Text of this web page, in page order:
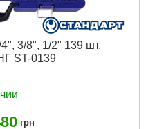
3/8", 1/2" 139 шт.
ST-0139
грн